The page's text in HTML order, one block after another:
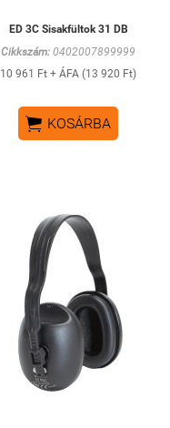
ED 3C Sisakfültok 31 DB
Cikkszám: 0402007899999
10 961 Ft + ÁFA (13 920 Ft)
 KOSÁRBA